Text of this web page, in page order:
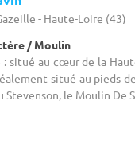
- Haute-Loire (43)
/ Moulin
: situé au cœur de la
situé au pieds
le Moulin De